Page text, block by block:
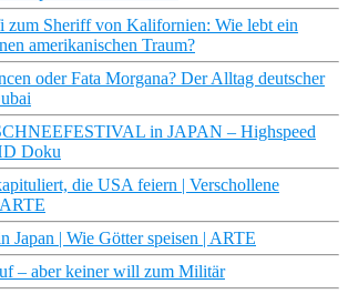
zum Sheriff von Kalifornien: Wie lebt ein
amerikanischen Traum?
oder Fata Morgana? Der Alltag deutscher
in JAPAN – Highspeed
Doku
die USA feiern | Verschollene
Japan | Wie Götter speisen | ARTE
– aber keiner will zum Militär